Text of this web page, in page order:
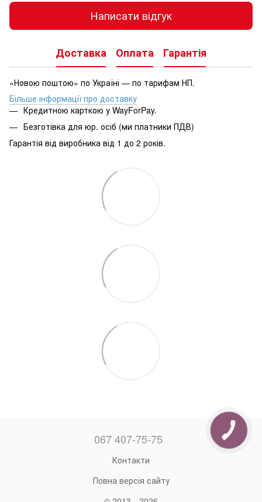
Написати відгук
Доставка Оплата Гарантія
«Новою поштою» по Україні — по тарифам НП.
Більше інформації про доставку
Кредитною карткою у WayForPay.
Безготівка для юр. осіб (ми платники ПДВ)
Гарантія від виробника від 1 до 2 років.
067 407-75-75
Контакти
Повна версія сайту